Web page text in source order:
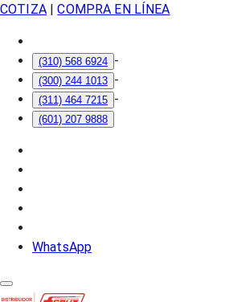
COTIZA| COMPRA EN LÍNEA
(310) 568 6924 -
(300) 244 1013 -
(311) 464 7215 -
(601) 207 9888
WhatsApp